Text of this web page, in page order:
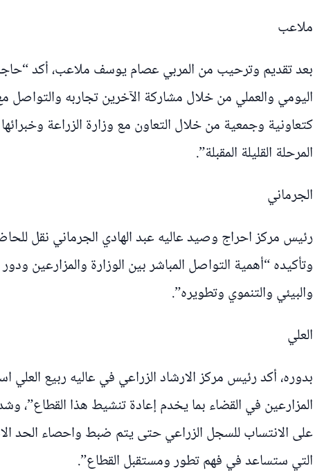
ملاعب
بعد تقديم وترحيب من المربي عصام يوسف ملاعب، أكد “حاجة
اليومي والعملي من خلال مشاركة الآخرين تجاربه
كتعاونية وجمعية من خلال التعاون مع وزارة الزراعة
المرحلة القليلة المقبلة”.
الجرماني
رئيس مركز احراج وصيد عاليه عبد الهادي الجرماني نقل
وتأكيده “أهمية التواصل المباشر بين الوزارة والمزارعين
والبيئي والتنموي وتطويره”.
العلي
بدوره، أكد رئيس مركز الارشاد الزراعي في عاليه ربيع العلي
المزارعين في القضاء بما يخدم إعادة تنشيط هذا
على الانتساب للسجل الزراعي حتى يتم ضبط واحصاء الحد
التي ستساعد في فهم تطور ومستقبل القطاع”.